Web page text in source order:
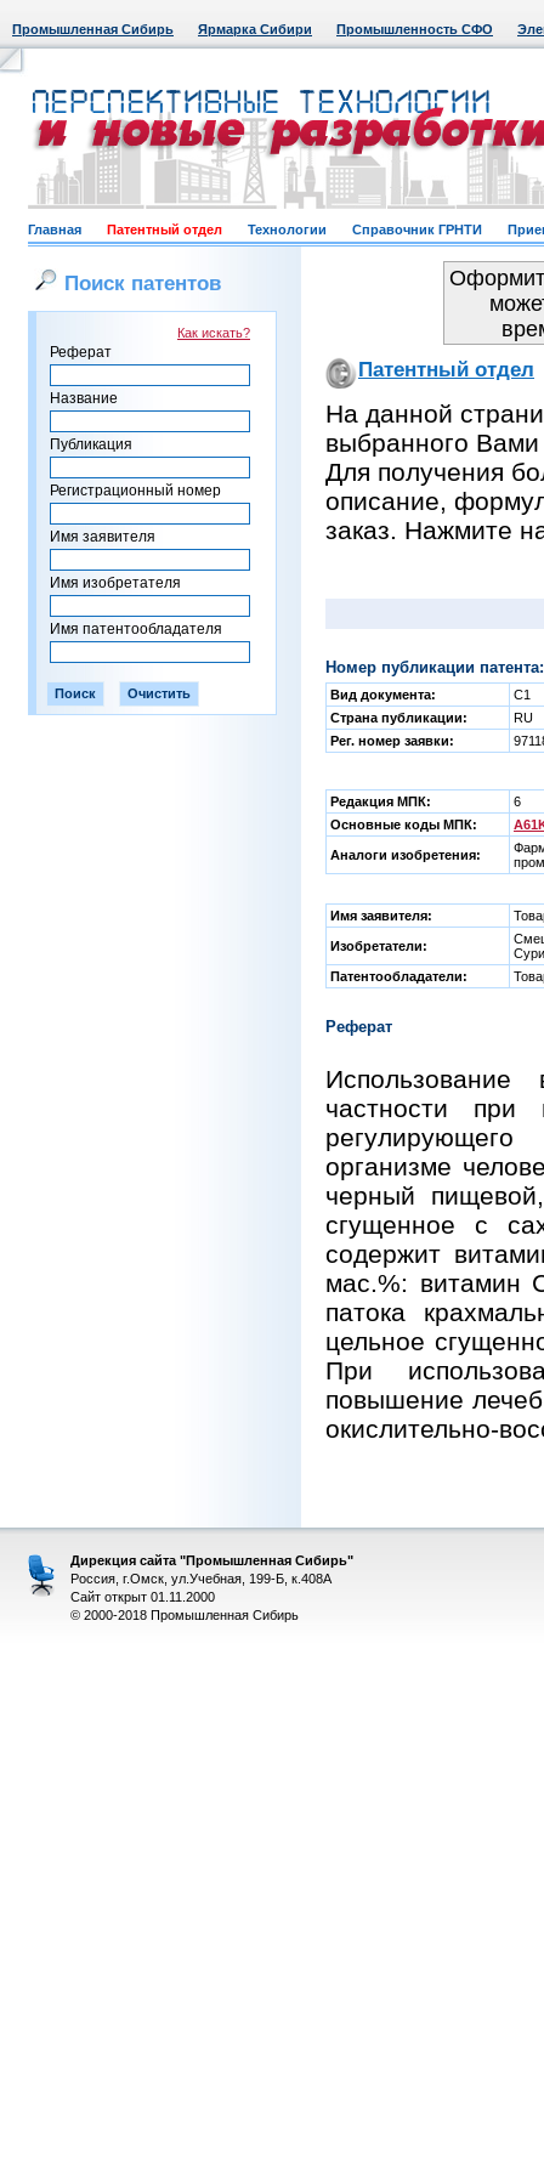
Промышленная Сибирь Ярмарка Сибири Промышленность СФО
Главная Патентный отдел Технологии Справочник ГРНТИ
Поиск патентов
Как искать?
Реферат
Название
Публикация
Регистрационный номер
Имя заявителя
Имя изобретателя
Имя патентообладателя
Патентный отдел
На данной
выбранного Вами
Для получения
описание,
заказ. Нажмите
Номер публикации
Вид документа:
C1
Страна публикации:
RU
Рег. номер заявки:
Редакция МПК:
6
Основные коды МПК:
Аналоги изобретения:
Имя заявителя:
Изобретатели:
Патентообладатели:
Реферат
частности при
регулирующего
организме
черный
сгущенное с
содержит
мас.%: витамин
патока
цельное
При
повышение
окислительно-
Дирекция сайта "Промышленная Сибирь"
Россия, г.Омск, ул.Учебная, 199-Б, к.408А
Сайт открыт 01.11.2000
© 2000-2018 Промышленная Сибирь